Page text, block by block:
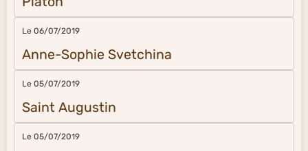
Le 06/07/2019
Anne-Sophie Svetchina
Le 05/07/2019
Saint Augustin
Le 05/07/2019